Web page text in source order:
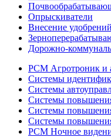
Опрыскиватели
Внесение удобрений
Дорожно-
РСМ Агротроник и
Системы
Системы
Системы
Системы
Системы
РСМ Ночное